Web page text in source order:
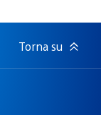
Torna su